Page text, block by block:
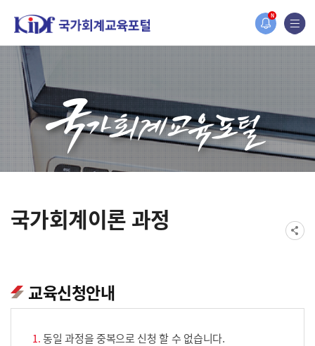
N
홈페이지가 새롭게 개편되었습니다.
한국조세재정연구원홈페이지가 새롭게 개설되었습니다.
국가회계이론 과정
교육신청안내
동일 과정을 중복으로 신청 할 수 없습니다.